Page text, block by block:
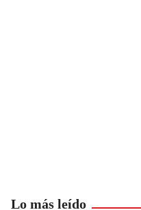
Lo más leído